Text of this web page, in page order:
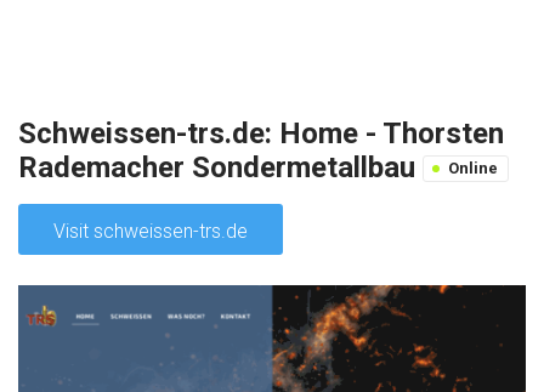
Schweissen-trs.de: Home - Thorsten
Rademacher Sondermetallbau
Online
Visit schweissen-trs.de